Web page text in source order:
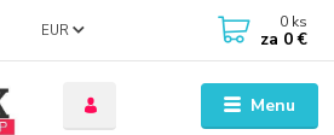
Menu
EUR 0 ks
za 0 €